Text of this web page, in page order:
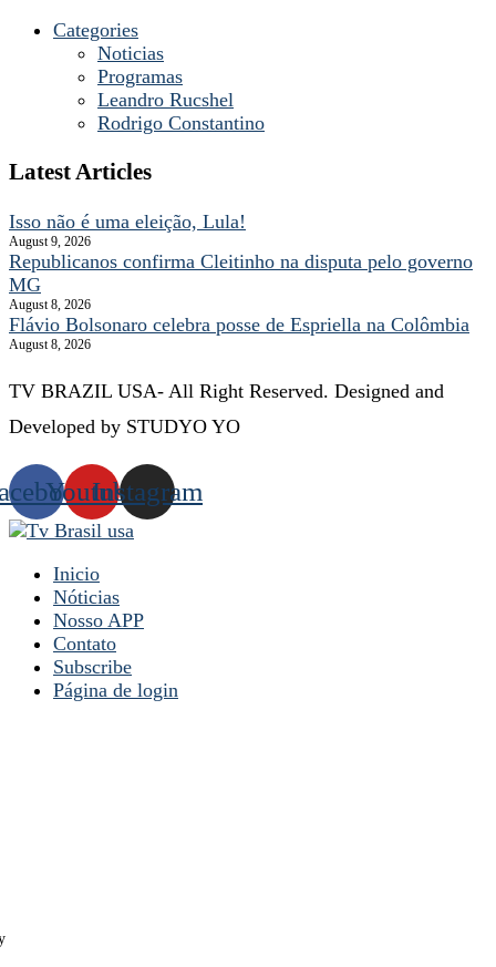
Categories
Noticias
Programas
Leandro Rucshel
Rodrigo Constantino
Latest Articles
Isso não é uma eleição, Lula!
August 9, 2026
Republicanos confirma Cleitinho na disputa pelo governo
MG
August 8, 2026
Flávio Bolsonaro celebra posse de Espriella na Colômbia
August 8, 2026
TV BRAZIL USA- All Right Reserved. Designed and
Developed by STUDYO YO
YoutubeInstagram
Inicio
Nóticias
Nosso APP
Contato
Subscribe
Página de login